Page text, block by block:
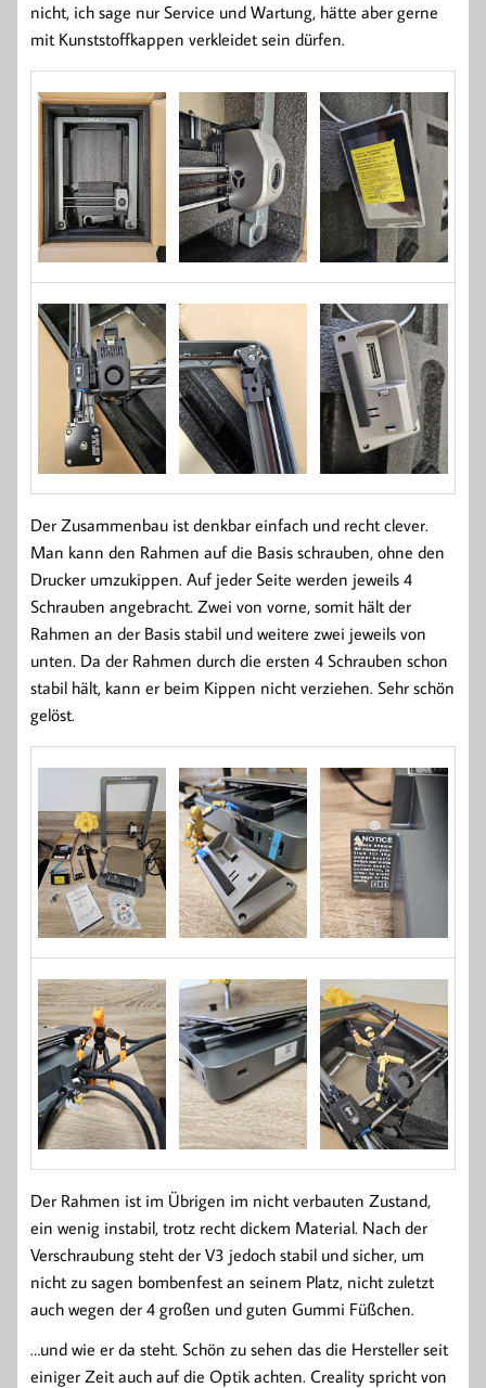
nicht, ich sage nur Service und Wartung, hätte aber gerne
mit Kunststoffkappen verkleidet sein dürfen.
Der Zusammenbau ist denkbar einfach und recht clever.
Man kann den Rahmen auf die Basis schrauben, ohne den
Drucker umzukippen. Auf jeder Seite werden jeweils 4
Schrauben angebracht. Zwei von vorne, somit hält der
Rahmen an der Basis stabil und weitere zwei jeweils von
unten. Da der Rahmen durch die ersten 4 Schrauben schon
stabil hält, kann er beim Kippen nicht verziehen. Sehr schön
gelöst.
Der Rahmen ist im Übrigen im nicht verbauten Zustand,
ein wenig instabil, trotz recht dickem Material. Nach der
Verschraubung steht der V3 jedoch stabil und sicher, um
nicht zu sagen bombenfest an seinem Platz, nicht zuletzt
auch wegen der 4 großen und guten Gummi Füßchen.
…und wie er da steht. Schön zu sehen das die Hersteller seit
einiger Zeit auch auf die Optik achten. Creality spricht von